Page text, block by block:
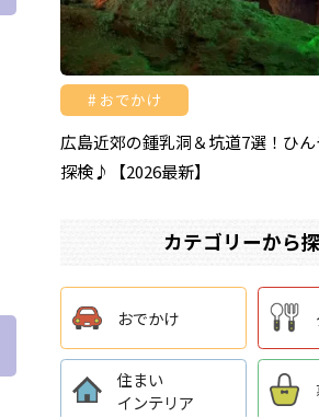
おでかけ
広島近郊の鍾乳洞＆坑道7選！ひ
探検♪【2026最新】
カテゴリーから
おでかけ
住まい
インテリア